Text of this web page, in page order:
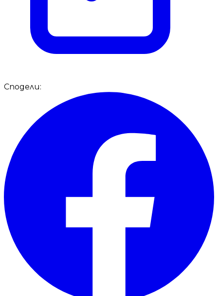
Сподели: